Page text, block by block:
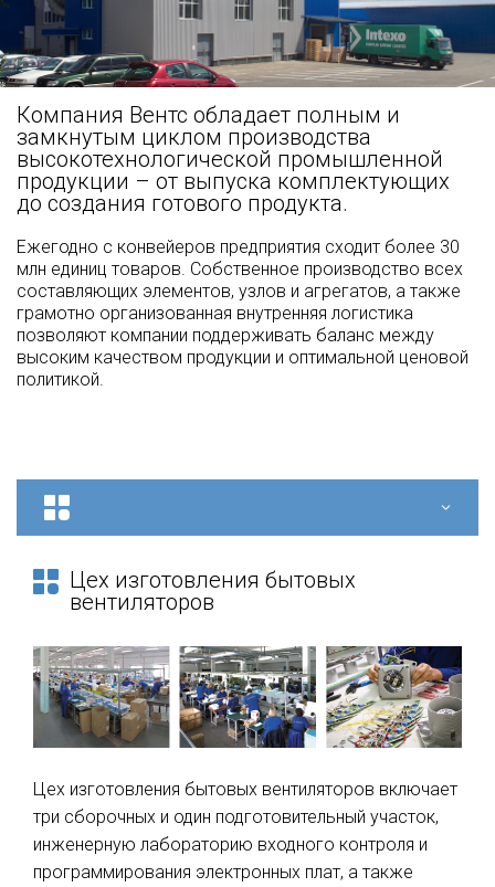
Компания Вентс обладает полным и
замкнутым циклом производства
высокотехнологической промышленной
продукции – от выпуска комплектующих
до создания готового продукта.
Ежегодно с конвейеров предприятия сходит более 30
млн единиц товаров. Собственное производство всех
составляющих элементов, узлов и агрегатов, а также
грамотно организованная внутренняя логистика
позволяют компании поддерживать баланс между
высоким качеством продукции и оптимальной ценовой
политикой.
Цех изготовления бытовых
вентиляторов
Цех изготовления бытовых вентиляторов включает
три сборочных и один подготовительный участок,
инженерную лабораторию входного контроля и
программирования электронных плат, а также